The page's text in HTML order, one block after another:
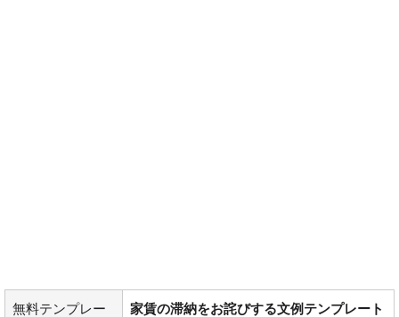
無料テンプレー
家賃の滞納をお詫びする文例テンプレート